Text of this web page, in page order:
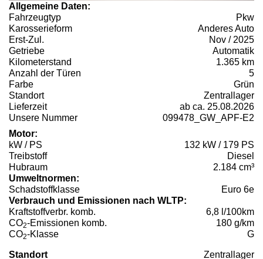
Allgemeine Daten:
Fahrzeugtyp
Pkw
Karosserieform
Anderes Auto
Erst-Zul.
Nov / 2025
Getriebe
Automatik
Kilometerstand
1.365 km
Anzahl der Türen
5
Farbe
Grün
Standort
Zentrallager
Lieferzeit
ab ca. 25.08.2026
Unsere Nummer
099478_GW_APF-E2
Motor:
kW / PS
132 kW / 179 PS
Treibstoff
Diesel
Hubraum
2.184 cm³
Umweltnormen:
Schadstoffklasse
Euro 6e
Verbrauch und Emissionen nach WLTP:
Kraftstoffverbr. komb.
6,8 l/100km
CO2-Emissionen komb.
180 g/km
CO2-Klasse G
Standort Zentrallager